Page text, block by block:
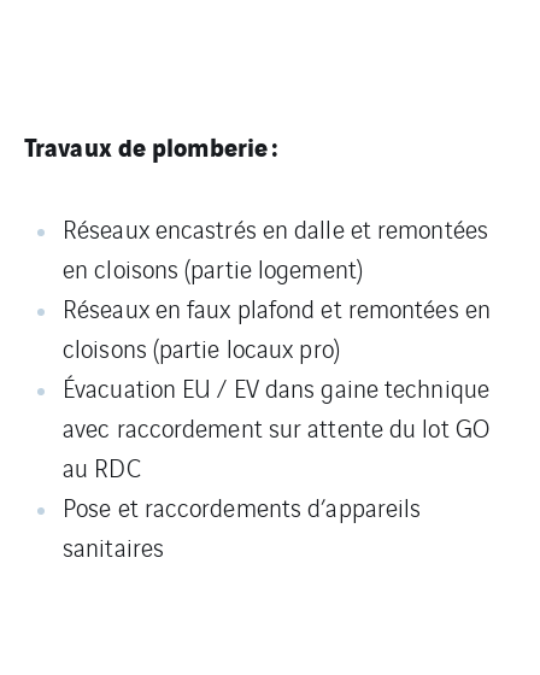
Travaux de plomberie :
Réseaux encastrés en dalle et remontées
en cloisons (partie logement)
Réseaux en faux plafond et remontées en
cloisons (partie locaux pro)
Évacuation EU / EV dans gaine technique
avec raccordement sur attente du lot GO
au RDC
Pose et raccordements d’appareils
sanitaires